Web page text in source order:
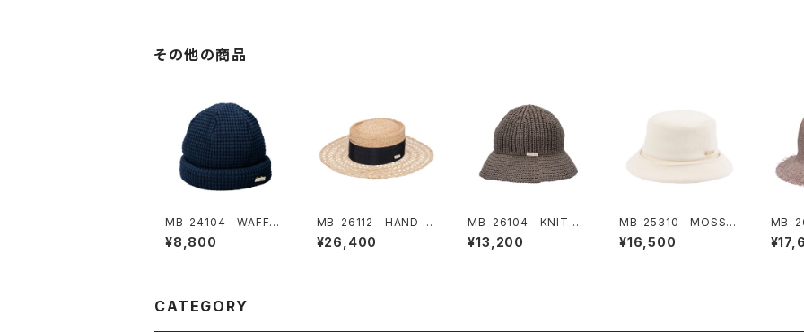
その他の商品
MB-24104 WAFFLE
WATCH CAP
¥8,800
MB-26112 HAND S
EWING BRAID HAT
¥26,400
MB-26104 KNIT S
AILOR HAT
¥13,200
MB-25310 MOSS
TORERO HAT
¥16,500
MB-
ASH
CATEGORY